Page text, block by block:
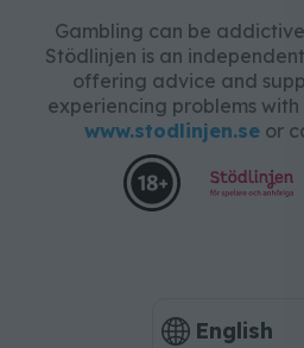
Gambling can be
Stödlinjen is an
offering advice and
experiencing problems
www.stodlinjen.se or
English
Language